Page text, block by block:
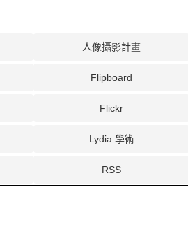
人像攝影計畫
Flipboard
Flickr
Lydia 學術
RSS